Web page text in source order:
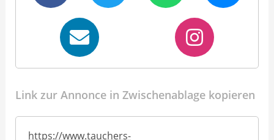
Link zur Annonce in Zwischenablage kopieren
https://www.tauchers-